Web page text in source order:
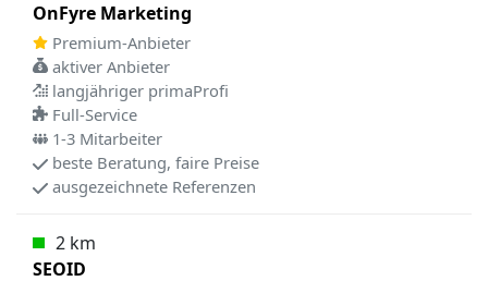
OnFyre Marketing
Premium-Anbieter
aktiver Anbieter
langjähriger primaProfi
Full-Service
1-3 Mitarbeiter
beste Beratung, faire Preise
ausgezeichnete Referenzen
2 km
SEOID